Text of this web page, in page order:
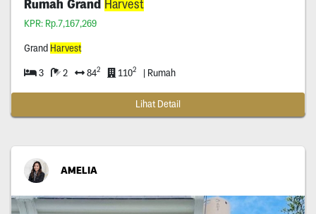
Rumah Grand Harvest
KPR: Rp.7,167,269
Grand Harvest
3 2 842 1102 | Rumah
Lihat Detail
AMELIA